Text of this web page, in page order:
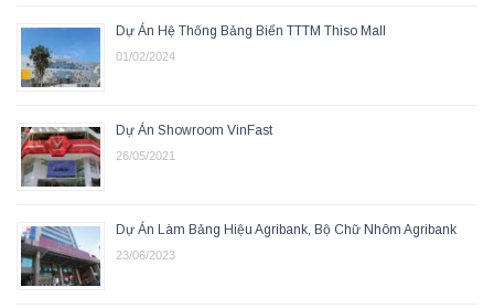
Dự Án Hệ Thống Bảng Biển TTTM Thiso Mall
01/02/2024
Dự Án Showroom VinFast
26/05/2021
Dự Án Làm Bảng Hiệu Agribank, Bộ Chữ Nhôm Agribank
23/06/2023